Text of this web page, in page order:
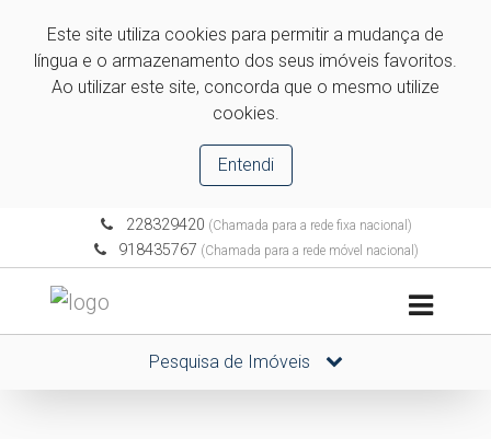
Este site utiliza cookies para permitir a mudança de
língua e o armazenamento dos seus imóveis favoritos.
Ao utilizar este site, concorda que o mesmo utilize
cookies.
Entendi
228329420 (Chamada para a rede fixa nacional)
918435767 (Chamada para a rede móvel nacional)
Pesquisa de Imóveis